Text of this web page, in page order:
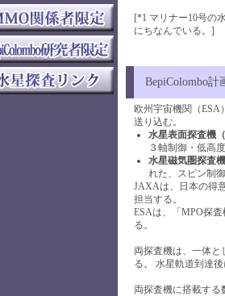
[*1 マリナー10号の
にちなんでいる。]
BepiColombo計
欧州宇宙機関（
送り込む。
水星表面探査機
３軸制御・低高
水星磁気圏探査
れた、スピン制
JAXAは、日本の得
担当する。
ESAは、「MPO探
る。
両探査機は、一体
る。 水星軌道到達
両探査機に搭載す